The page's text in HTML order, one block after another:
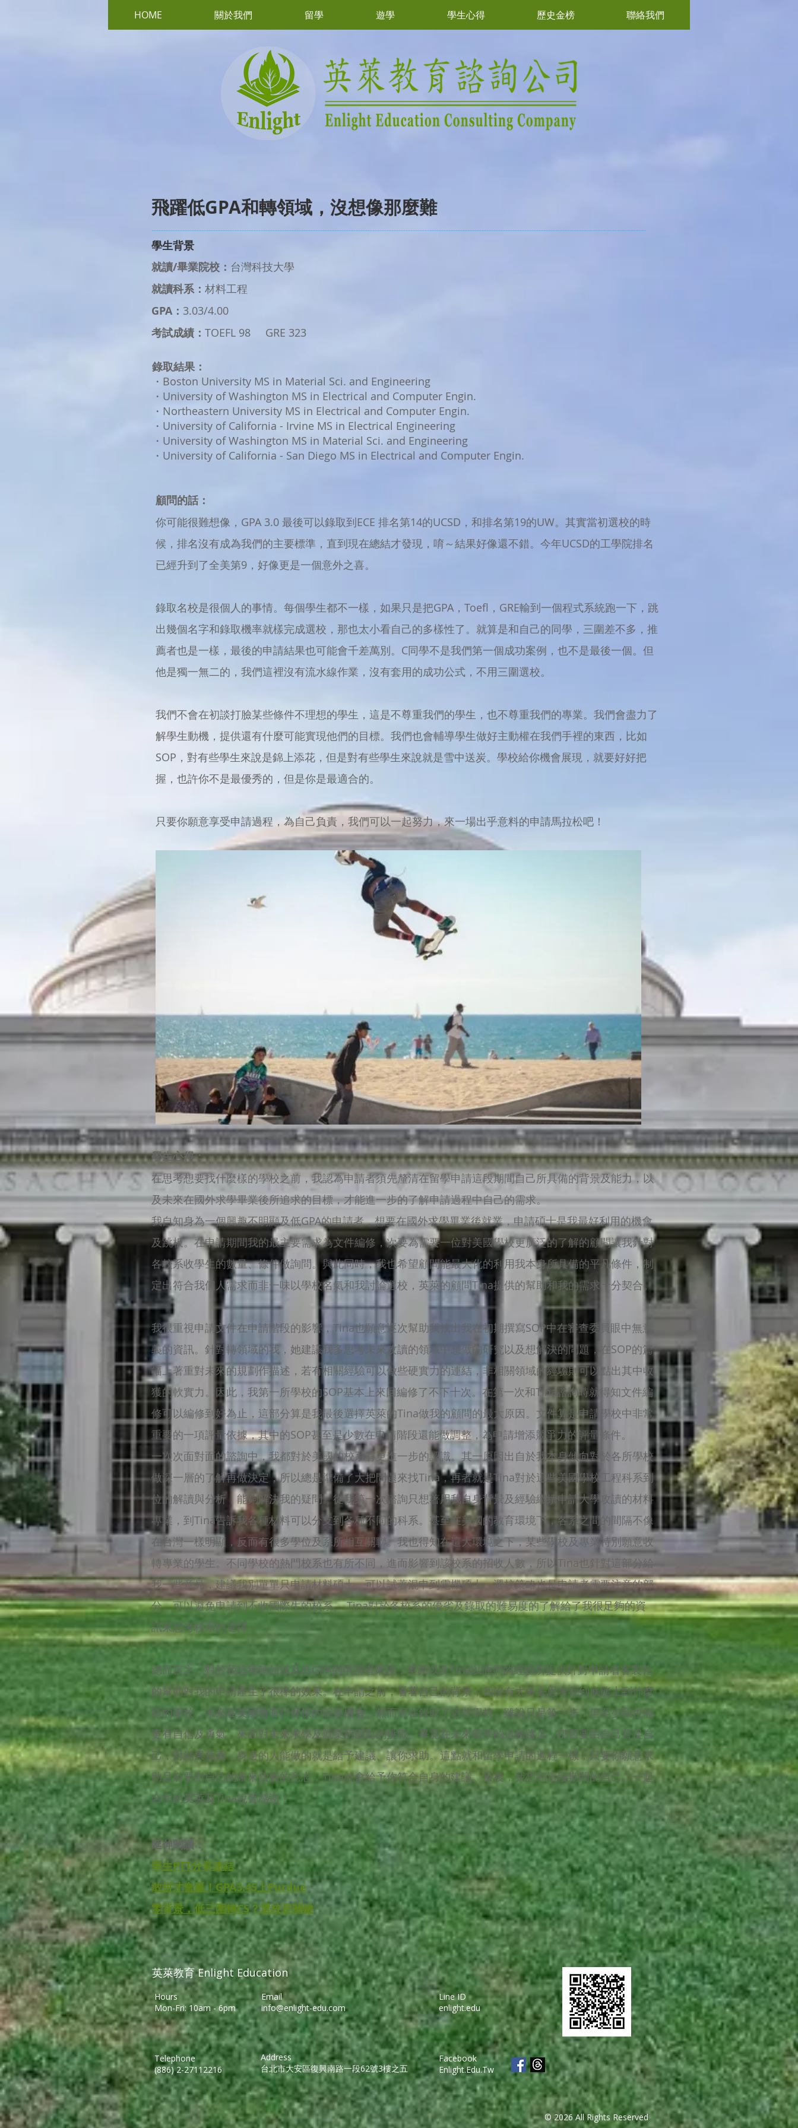
HOME 關於我們 留學 遊學 學生心得 歷史金榜 聯絡我們
飛躍低GPA和轉領域，沒想像那麼難
學生背景
就讀/畢業院校： 台灣科技大學
就讀科系： 材料工程
GPA： 3.03/4.00
考試成績： TOEFL 98 GRE 323
錄取結果：
・Boston University MS in Material Sci. and Engineering
・University of Washington MS in Electrical and Computer Engin.
・Northeastern University MS in Electrical and Computer Engin.
・University of California - Irvine MS in Electrical Engineering
・University of Washington ​MS in Material Sci. and Engineering
・University of California - San Diego MS in Electrical and Computer Engin.
顧問的話：
你可能很難想像，GPA 3.0 最後可以錄取到ECE 排名第14的UCSD，和排名第19的UW。其實當初選校的時
候，排名沒有成為我們的主要標準，直到現在總結才發現，唷～結果好像還不錯。今年UCSD的工學院排名
已經升到了全美第9，好像更是一個意外之喜。
錄取名校是很個人的事情。每個學生都不一樣，如果只是把GPA，Toefl，GRE輸到一個程式系統跑一下，跳
出幾個名字和錄取機率就樣完成選校，那也太小看自己的多樣性了。就算是和自己的同學，三圍差不多，推
薦者也是一樣，最後的申請結果也可能會千差萬別。C同學不是我們第一個成功案例，也不是最後一個。但
他是獨一無二的，我們這裡沒有流水線作業，沒有套用的成功公式，不用三圍選校。
我們不會在初談打臉某些條件不理想的學生，這是不尊重我們的學生，也不尊重我們的專業。我們會盡力了
解學生動機，提供還有什麼可能實現他們的目標。我們也會輔導學生做好主動權在我們手裡的東西，比如
SOP，對有些學生來說是錦上添花，但是對有些學生來說就是雪中送炭。學校給你機會展現，就要好好把
握，也許你不是最優秀的，但是你是最適合的。
只要你願意享受申請過程，為自己負責，我們可以一起努力，來一場出乎意料的申請馬拉松吧！
學生心得：
在思考想要找什麼樣的學校之前，我認為申請者須先釐清在留學申請這段期間自己所具備的背景及能力，以
及未來在國外求學畢業後所追求的目標，才能進一步的了解申請過程中自己的需求。
我自知身為一個興趣不明顯及低GPA的申請者，想要在國外求學畢業後就業，申請碩士是我最好利用的機會
及跳板。在申請期間我的最主要需求為文件編修，次要為需要一位對美國學校更廣泛的了解的顧問讓我針對
各校系收學生的數量、條件做詢問。與此同時，我也希望顧問能最大化的利用我本身所具備的平凡條件，制
定出符合我個人需求而非一味以學校名氣和我討論選校，英萊的顧問Tina提供的幫助和我的需求十分契合。
我很重視申請文件在申請階段的影響，Tina也願意逐次幫助我找出我在初期撰寫SOP中在審查委員眼中無意
義的資訊。針對轉領域的我，她建議我多思考未來攻讀的領域中想做的研究以及想解決的問題，在SOP的篇
幅上著重對未來的規劃作描述，若有相關經驗可以做些硬實力的連結，非相關領域的經驗則可以點出其中收
獲的軟實力。因此，我第一所學校的SOP基本上來回編修了不下十次。在第一次和Tina諮詢時就得知文件編
修可以編修到好為止，這部分算是我最後選擇英萊的Tina做我的顧問的最大原因。文件算是申請學校中非常
重要的一項評量依據，其中的SOP甚至是少數在申請階段還能做調整，為申請增添競爭力的評量條件。
一次次面對面的諮詢中，我都對於美國的校系有更進一步的認識。其一原因出自於我本身傾向對於各所學校
做深一層的了解再做決定，所以總是準備了大把問題來找Tina，再者就是Tina對於這些美國學校工程科系到
位的解讀與分析，能夠解決我的疑問。從我第一次諮詢只想著用我自身背景及經驗繼續申請大學攻讀的材料
專業，到Tina告訴我各種材料可以分支到各種不同的科系。甚至在美國的教育環境下，各系之間的間隔不像
在台灣一樣明顯，反而有很多學位及系所相互關聯。我也得知在這大環境之下，某些學校及專業特別願意收
轉專業的學生。不同學校的熱門校系也有所不同，進而影響到該校系的招收人數，所以Tina也針對這部分給
我一些意見，建議我別單單只申請材料碩士，可以試著混申到電機碩士。選校策略也是申請者需要注意的部
分，可以避免申請到不收國際生的校系。 Tina對於各校系的優劣及錄取的難易度的了解給了我很足夠的資
訊來思考校系的選擇。
總而言之，對於我這種轉領域及低GPA的申請者來說，英萊以及Tina以他們的經驗所提供針對申請者客製化
的幫助對我的申請產生了很棒的效果。在申請之前，看著自己的背景，我沒有太多去思考我到底能上到什麼
樣的學校，未來在美國會有什麼樣的就業機會。然而現在錄取了這些學校，雖說只是第一步，但至少我也能
更有自信及勇氣，來面對未來求學及就業所面對的挑戰。畢竟在未來留學的這條路上，仍舊要由自己督促自
己，對結果負責，身邊的人能做的就是給予建議、讓你求助。這點就和留學申請的過程一樣，只要你願意求
助且有要對自己的未來負責的意志，Tina就會給予你符合自身的建議。最後，我想和這段期間的自己、一起
合作的英萊及Tina說聲感謝！
延伸閱讀：
​學生PTT分享連結
敢拼才會贏！GPA3.45上Purdue
零背景，低三圍轉CS？選校是關鍵
英萊教育 Enlight Education
Hours
Mon-Fri: 10am - 6pm
Email
info@enlight-edu.com
Telephone
(886) 2-27112216
Address
台北市大安區復興南路一段62號3樓之五
Line ID
enlight.edu
Facebook
Enlight.Edu.Tw
© 2026 All Rights Reserved